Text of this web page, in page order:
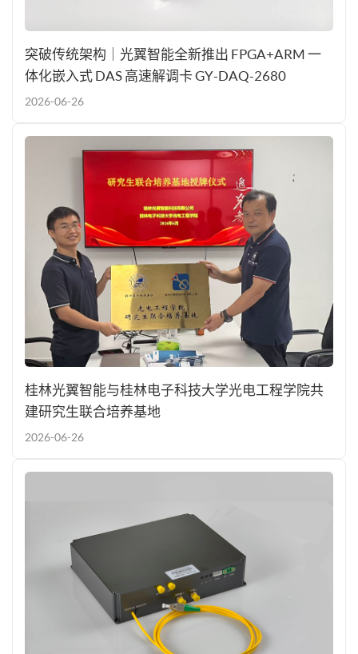
突破传统架构｜光翼智能全新推出 FPGA+ARM 一
体化嵌入式 DAS 高速解调卡 GY-DAQ-2680
2026-06-26
桂林光翼智能与桂林电子科技大学光电工程学院共
建研究生联合培养基地
2026-06-26